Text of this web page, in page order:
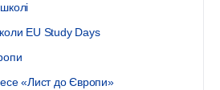
EU Study Days
«Лист до Європи»